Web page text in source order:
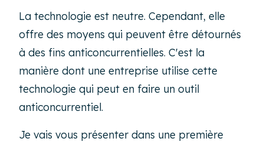
La technologie est neutre. Cependant, elle
offre des moyens qui peuvent être détournés
à des fins anticoncurrentielles. C'est la
manière dont une entreprise utilise cette
technologie qui peut en faire un outil
anticoncurrentiel.
Je vais vous présenter dans une première